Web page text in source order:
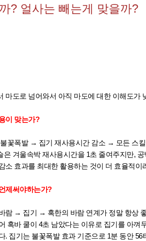
? 얼사는 빼는게 맞을까?
마도로 넘어와서 아직 마도에 대한 이해도가
이 맞는가?
꽃폭발 → 집기 재사용시간 감소 → 모든 스
은 겨울속박 재사용시간을 1초 줄여주지만,
소 효과를 최대한 활용하는 것이 더 효율적이
제써야하는가?
람 → 집기 → 혹한의 바람 연계가 정말 항상
혹바 쿨이 4초 남았다는 이유로 집기를 아껴
. 집기는 불꽃폭발 효과 기준으로 1분 동안